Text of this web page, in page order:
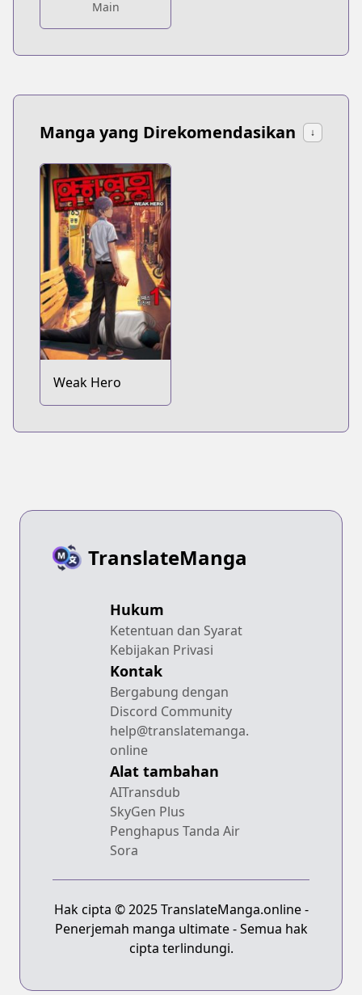
Main
Manga yang Direkomendasikan ↓
Weak Hero
TranslateManga
Hukum
Ketentuan dan Syarat
Kebijakan Privasi
Kontak
Bergabung dengan
Discord Community
help@translatemanga.
online
Alat tambahan
AITransdub
SkyGen Plus
Penghapus Tanda Air
Sora
Hak cipta © 2025 TranslateManga.online -
Penerjemah manga ultimate - Semua hak
cipta terlindungi.